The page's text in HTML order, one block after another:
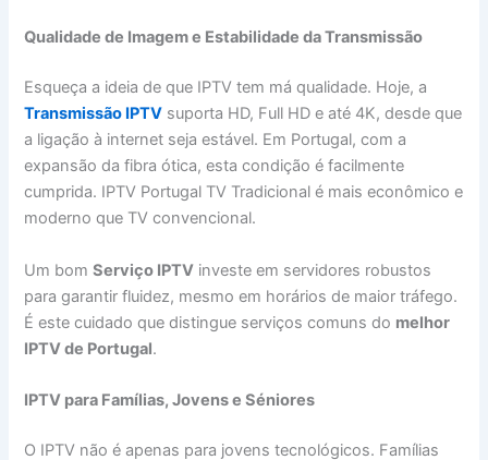
Qualidade de Imagem e Estabilidade da Transmissão
Esqueça a ideia de que IPTV tem má qualidade. Hoje, a
Transmissão IPTV suporta HD, Full HD e até 4K, desde que
a ligação à internet seja estável. Em Portugal, com a
expansão da fibra ótica, esta condição é facilmente
cumprida. IPTV Portugal TV Tradicional é mais econômico e
moderno que TV convencional.
Um bomServiço IPTV investe em servidores robustos
para garantir fluidez, mesmo em horários de maior tráfego.
É este cuidado que distingue serviços comuns do melhor
IPTV de Portugal.
IPTV para Famílias, Jovens e Séniores
O IPTV não é apenas para jovens tecnológicos. Famílias